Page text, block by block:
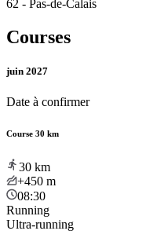
62 - Pas-de-Calais
Courses
juin 2027
Date à confirmer
Course 30 km
30 km
+450 m
08:30
Running
Ultra-running